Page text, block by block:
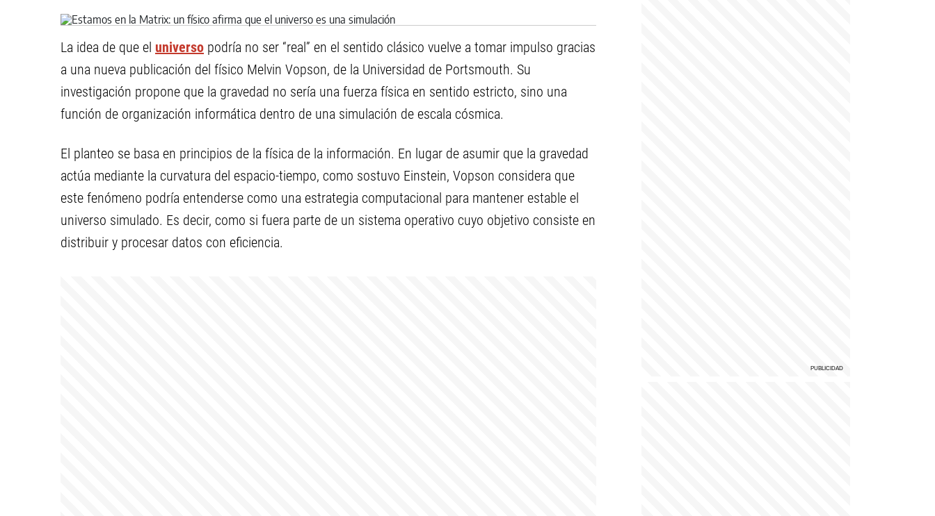
La idea de que el universo podría no ser “real” en el sentido clásico vuelve a tomar impulso gracias
a una nueva publicación del físico Melvin Vopson, de la Universidad de Portsmouth. Su
investigación propone que la gravedad no sería una fuerza física en sentido estricto, sino una
función de organización informática dentro de una simulación de escala cósmica.
El planteo se basa en principios de la física de la información. En lugar de asumir que la gravedad
actúa mediante la curvatura del espacio-tiempo, como sostuvo Einstein, Vopson considera que
este fenómeno podría entenderse como una estrategia computacional para mantener estable el
universo simulado. Es decir, como si fuera parte de un sistema operativo cuyo objetivo consiste en
distribuir y procesar datos con eficiencia.